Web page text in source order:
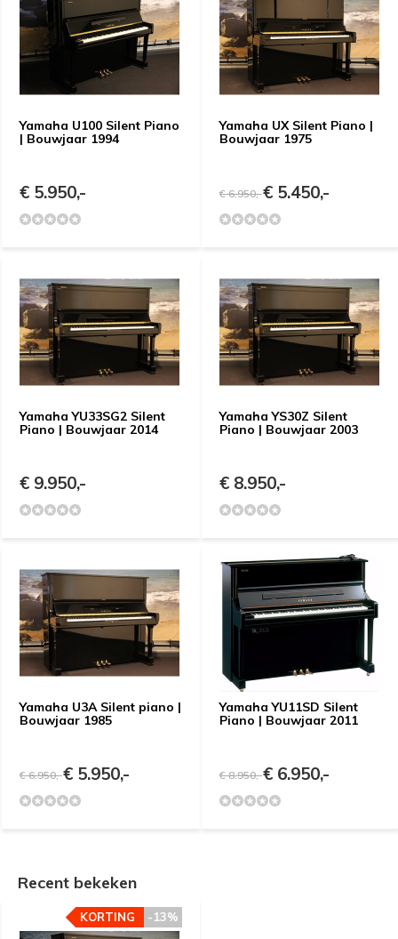
Yamaha U100 Silent Piano
| Bouwjaar 1994
€ 5.950,-
Yamaha UX Silent Piano |
Bouwjaar 1975
€ 6.950,-€ 5.450,-
Yamaha YU33SG2 Silent
Piano | Bouwjaar 2014
€ 9.950,-
Yamaha YS30Z Silent
Piano | Bouwjaar 2003
€ 8.950,-
Yamaha U3A Silent piano |
Bouwjaar 1985
€ 6.950,-€ 5.950,-
Yamaha YU11SD Silent
Piano | Bouwjaar 2011
€ 8.950,-€ 6.950,-
Recent bekeken
-13%
KORTING